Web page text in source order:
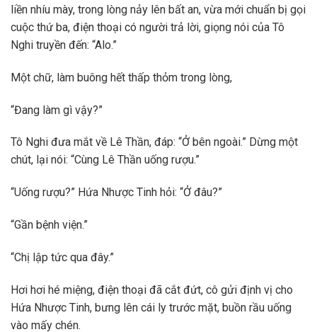
liền nhíu mày, trong lòng nảy lên bất an, vừa mới chuẩn bị gọi
cuộc thứ ba, điện thoại có người trả lời, giọng nói của Tô
Nghi truyền đến: “Alo.”
Một chữ, làm buông hết thấp thỏm trong lòng,
“Đang làm gì vậy?”
Tô Nghi đưa mắt về Lê Thần, đáp: “Ở bên ngoài.” Dừng một
chút, lại nói: “Cùng Lê Thần uống rượu.”
“Uống rượu?” Hứa Nhược Tinh hỏi: “Ở đâu?”
“Gần bệnh viện.”
“Chị lập tức qua đây.”
Hơi hơi hé miệng, điện thoại đã cắt đứt, cô gửi định vị cho
Hứa Nhược Tinh, bưng lên cái ly trước mặt, buồn rầu uống
vào mấy chén.